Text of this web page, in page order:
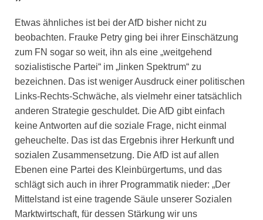
Etwas ähnliches ist bei der AfD bisher nicht zu
beobachten. Frauke Petry ging bei ihrer Einschätzung
zum FN sogar so weit, ihn als eine „weitgehend
sozialistische Partei“ im „linken Spektrum“ zu
bezeichnen. Das ist weniger Ausdruck einer politischen
Links-Rechts-Schwäche, als vielmehr einer tatsächlich
anderen Strategie geschuldet. Die AfD gibt einfach
keine Antworten auf die soziale Frage, nicht einmal
geheuchelte. Das ist das Ergebnis ihrer Herkunft und
sozialen Zusammensetzung. Die AfD ist auf allen
Ebenen eine Partei des Kleinbürgertums, und das
schlägt sich auch in ihrer Programmatik nieder: „Der
Mittelstand ist eine tragende Säule unserer Sozialen
Marktwirtschaft, für dessen Stärkung wir uns